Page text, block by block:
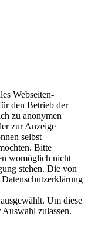
Webseiten-
den Betrieb der
zu anonymen
zur Anzeige
selbst
Bitte
womöglich nicht
stehen. Die von
Um diese
Auswahl zulassen.